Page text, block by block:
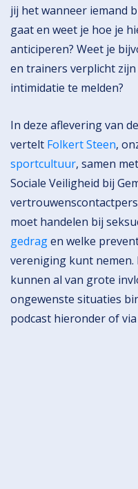
jij het wanneer iemand
gaat en weet je hoe je
anticiperen? Weet je
en trainers verplicht
intimidatie te melden?
In deze aflevering van
vertelt Folkert Steen,
sportcultuur, samen
Sociale Veiligheid bij
moet handelen bij
gedragen welke
vereniging kunt nemen.
kunnen al van grote
ongewenste situaties
podcast hieronder of via